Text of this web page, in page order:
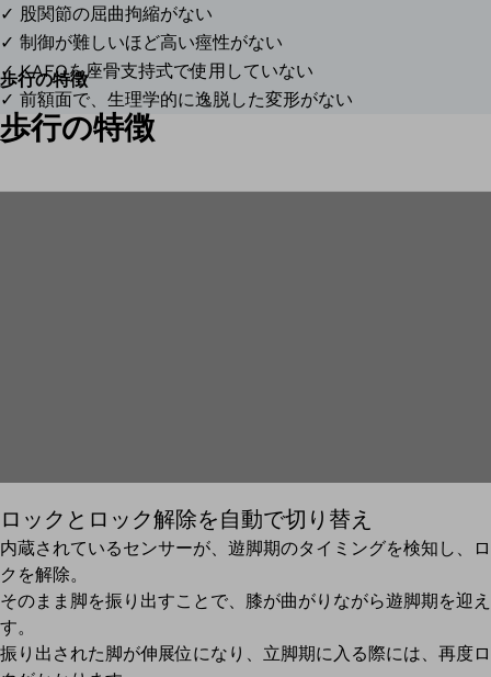
✓ 股関節の屈曲拘縮がない
✓ 制御が難しいほど高い痙性がない
✓ KAFOを座骨支持式で使用していない
✓ 前額面で、生理学的に逸脱した変形がない
歩行の特徴
歩行の特徴
ロックとロック解除を自動で切り替え
内蔵されているセンサーが、遊脚期のタイミングを検知し、
クを解除。
そのまま脚を振り出すことで、膝が曲がりながら遊脚期を迎
す。
振り出された脚が伸展位になり、立脚期に入る際には、再度